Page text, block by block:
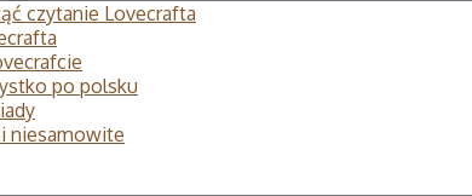
czytanie Lovecrafta
po polsku
niesamowite